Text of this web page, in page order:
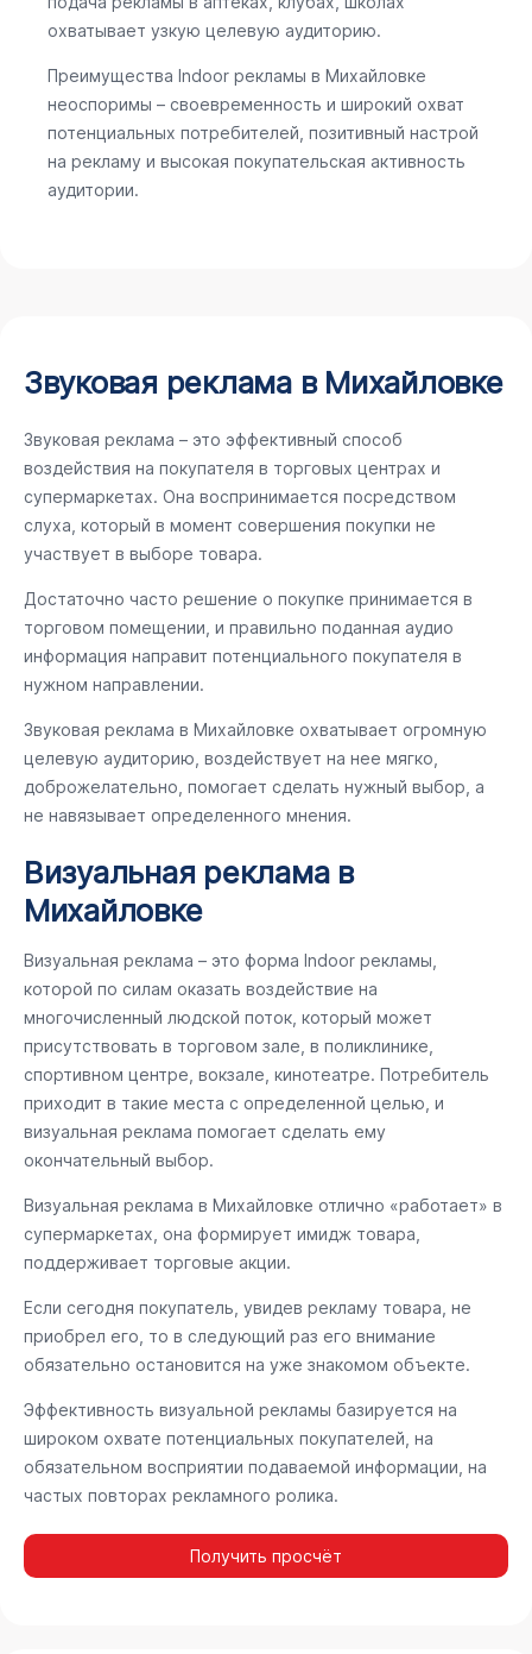
охватывает узкую целевую аудиторию.
Преимущества Indoor рекламы в Михайловке
неоспоримы – своевременность и широкий охват
потенциальных потребителей, позитивный настрой
на рекламу и высокая покупательская активность
аудитории.
Звуковая реклама в Михайловке
Звуковая реклама – это эффективный способ
воздействия на покупателя в торговых центрах и
супермаркетах. Она воспринимается посредством
слуха, который в момент совершения покупки не
участвует в выборе товара.
Достаточно часто решение о покупке принимается в
торговом помещении, и правильно поданная аудио
информация направит потенциального покупателя в
нужном направлении.
Звуковая реклама в Михайловке охватывает огромную
целевую аудиторию, воздействует на нее мягко,
доброжелательно, помогает сделать нужный выбор, а
не навязывает определенного мнения.
Визуальная реклама в
Михайловке
Визуальная реклама – это форма Indoor рекламы,
которой по силам оказать воздействие на
многочисленный людской поток, который может
присутствовать в торговом зале, в поликлинике,
спортивном центре, вокзале, кинотеатре. Потребитель
приходит в такие места с определенной целью, и
визуальная реклама помогает сделать ему
окончательный выбор.
Визуальная реклама в Михайловке отлично «работает» в
супермаркетах, она формирует имидж товара,
поддерживает торговые акции.
Если сегодня покупатель, увидев рекламу товара, не
приобрел его, то в следующий раз его внимание
обязательно остановится на уже знакомом объекте.
Эффективность визуальной рекламы базируется на
широком охвате потенциальных покупателей, на
обязательном восприятии подаваемой информации, на
частых повторах рекламного ролика.
Получить просчёт